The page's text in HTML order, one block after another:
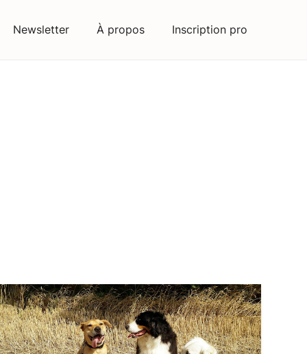
Newsletter À propos Inscription pro